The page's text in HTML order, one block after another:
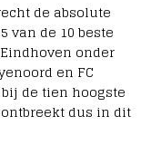
de absolute
van de 10 beste
Eindhoven onder
en FC
de tien hoogste
dus in dit